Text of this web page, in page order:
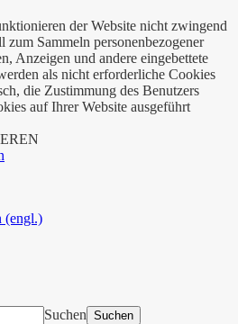
der Website nicht zwingend
Sammeln personenbezogener
Anzeigen und andere eingebettete
als nicht erforderliche Cookies
die Zustimmung des Benutzers
auf Ihrer Website ausgeführt
(engl.)
Suchen